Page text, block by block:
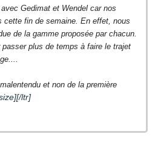
Gedimat et Wendel car nos
cette fin de semaine. En effet, nous
de la gamme proposée par chacun.
plus de temps à faire le trajet
et non de la première
ltr]